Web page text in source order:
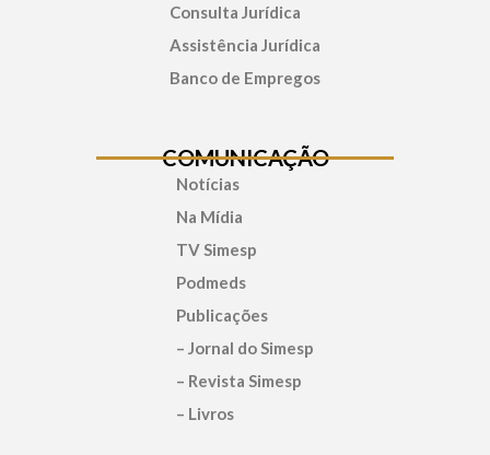
Consulta Jurídica
Assistência Jurídica
Banco de Empregos
COMUNICAÇÃO
Notícias
Na Mídia
TV Simesp
Podmeds
Publicações
– Jornal do Simesp
– Revista Simesp
– Livros